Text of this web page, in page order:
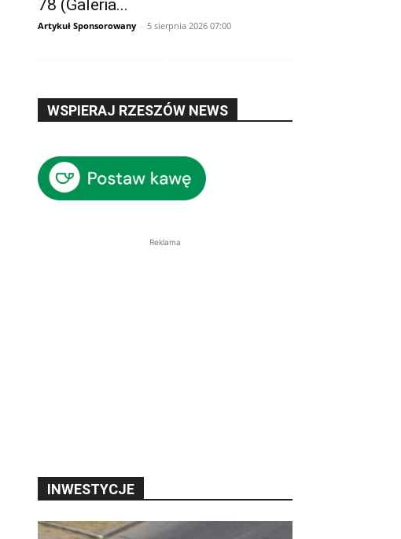
78 (Galeria...
Artykuł Sponsorowany - 5 sierpnia 2026 07:00
WSPIERAJ RZESZÓW NEWS
Reklama
INWESTYCJE